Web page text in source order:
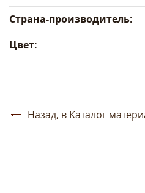
Страна-производитель:
Цвет:
Назад, в Каталог